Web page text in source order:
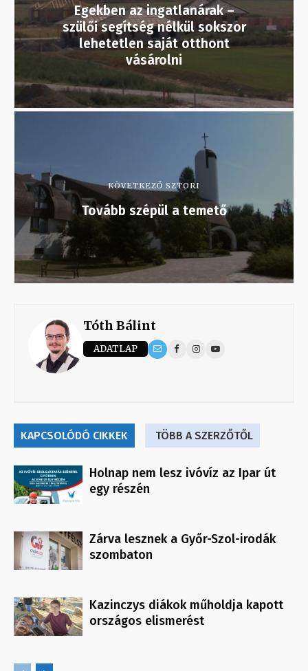
Egekben az ingatlanárak –
szülői segítség nélkül sokszor
lehetetlen saját otthont
vásárolni
KÖVETKEZŐ SZTORI
Tovább szépül a temető
Tóth Bálint
ADATLAP
KAPCSOLÓDÓ CIKKEK TÖBB A SZERZŐTŐL
Holnap nem lesz ivóvíz az Ipar út
egy részén
Zárva lesznek a Győr-Szol-irodák
szombaton
Kazinczys diákok műholdja kapott
országos elismerést